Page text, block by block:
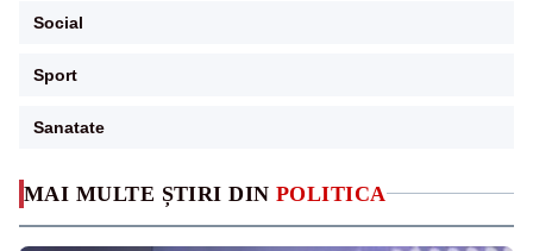
MAI MULTE ȘTIRI DIN POLITICA
Social
Sport
Sanatate